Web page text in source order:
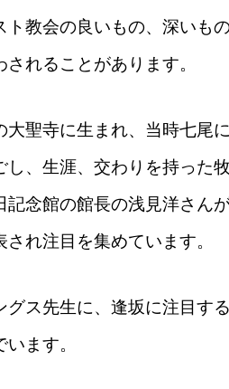
教会の良いもの、深いも
れることがあります。
聖寺に生まれ、当時七尾
、生涯、交わりを持った
念館の館長の浅見洋さん
れ注目を集めています。
ス先生に、逢坂に注目す
ます。